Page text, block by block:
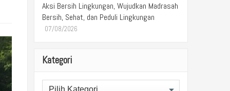
Aksi Bersih Lingkungan, Wujudkan Madrasah
Bersih, Sehat, dan Peduli Lingkungan
07/08/2026
Kategori
Kategori